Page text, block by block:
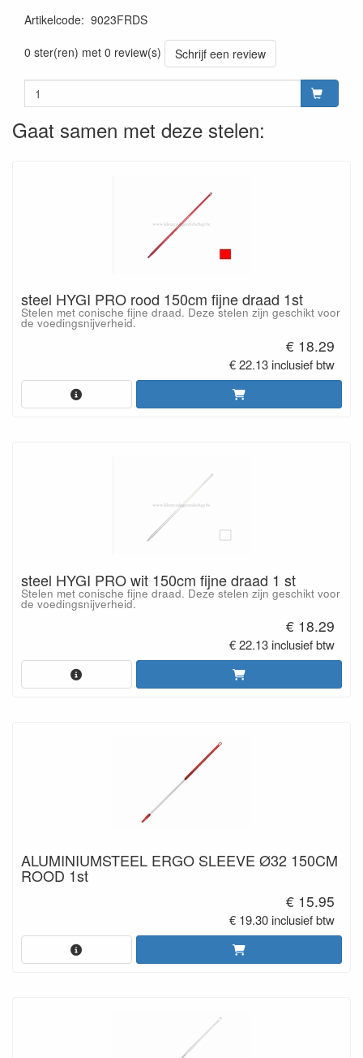
Artikelcode: 9023FRDS
0 ster(ren) met 0 review(s)
Schrijf een review
Gaat samen met deze stelen:
steel HYGI PRO rood 150cm fijne draad 1st
Stelen met conische fijne draad. Deze stelen zijn geschikt voor
de voedingsnijverheid.
€ 18.29
€ 22.13 inclusief btw
steel HYGI PRO wit 150cm fijne draad 1 st
Stelen met conische fijne draad. Deze stelen zijn geschikt voor
de voedingsnijverheid.
€ 18.29
€ 22.13 inclusief btw
ALUMINIUMSTEEL ERGO SLEEVE Ø32 150CM
ROOD 1st
€ 15.95
€ 19.30 inclusief btw